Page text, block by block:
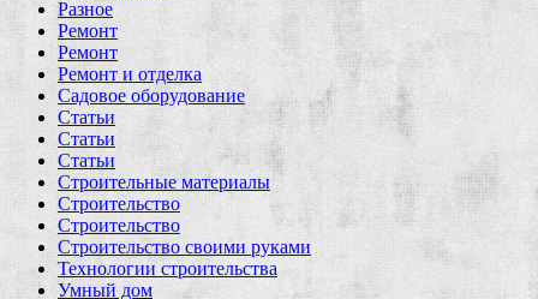
Разное
Ремонт
Ремонт
Ремонт и отделка
Садовое оборудование
Статьи
Статьи
Статьи
Строительные материалы
Строительство
Строительство
Строительство своими руками
Технологии строительства
Умный дом